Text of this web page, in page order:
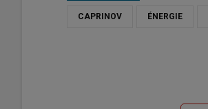
CAPRINOV ÉNERGIE